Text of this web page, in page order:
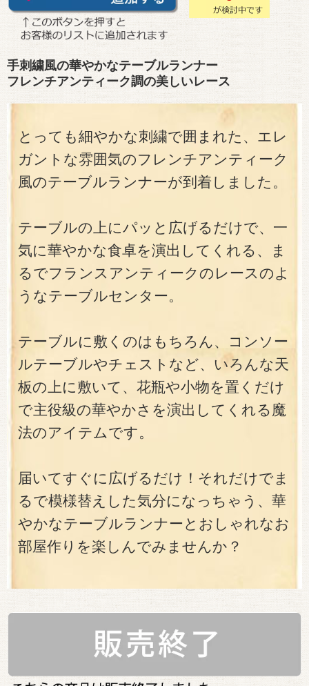
手刺繍風の華やかなテーブルランナー
フレンチアンティーク調の美しいレース
とっても細やかな刺繍で囲まれた、エレ
ガントな雰囲気のフレンチアンティーク
風のテーブルランナーが到着しました。
テーブルの上にパッと広げるだけで、一
気に華やかな食卓を演出してくれる、ま
るでフランスアンティークのレースのよ
うなテーブルセンター。
テーブルに敷くのはもちろん、コンソー
ルテーブルやチェストなど、いろんな天
板の上に敷いて、花瓶や小物を置くだけ
で主役級の華やかさを演出してくれる魔
法のアイテムです。
届いてすぐに広げるだけ！それだけでま
るで模様替えした気分になっちゃう、華
やかなテーブルランナーとおしゃれなお
部屋作りを楽しんでみませんか？